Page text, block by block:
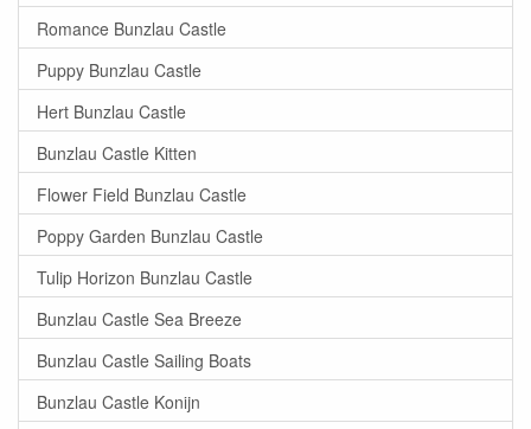
Romance Bunzlau Castle
Puppy Bunzlau Castle
Hert Bunzlau Castle
Bunzlau Castle Kitten
Flower Field Bunzlau Castle
Poppy Garden Bunzlau Castle
Tulip Horizon Bunzlau Castle
Bunzlau Castle Sea Breeze
Bunzlau Castle Sailing Boats
Bunzlau Castle Konijn